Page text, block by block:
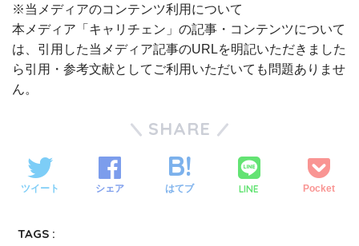
※当メディアのコンテンツ利用について
本メディア「キャリチェン」の記事・コンテンツについて
は、引用した当メディア記事のURLを明記いただきました
ら引用・参考文献としてご利用いただいても問題ありませ
ん。
SHARE
ツイート シェア はてブ LINE Pocket
TAGS :